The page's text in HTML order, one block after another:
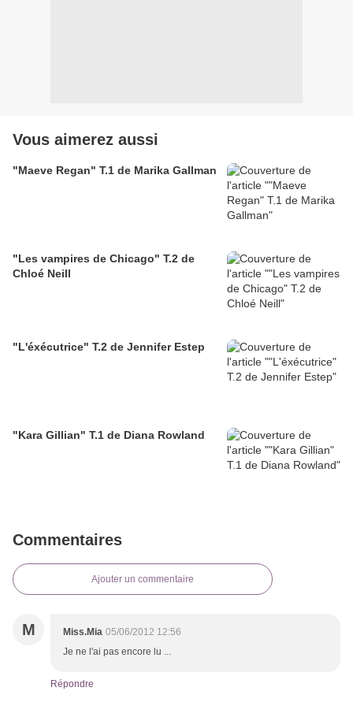
Vous aimerez aussi
"Maeve Regan" T.1 de Marika Gallman
"Les vampires de Chicago" T.2 de
Chloé Neill
"L'éxécutrice" T.2 de Jennifer Estep
"Kara Gillian" T.1 de Diana Rowland
Commentaires
Ajouter un commentaire
M Miss.Mia 05/06/2012 12:56
Je ne l'ai pas encore lu ...
Répondre